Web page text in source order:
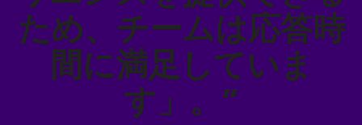
ため、チームは応答時
間に満足していま
す」。”